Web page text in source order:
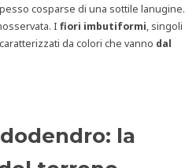
cosparse di una sottile lanugine.
I fiori imbutiformi, singoli
da colori che vanno dal
la